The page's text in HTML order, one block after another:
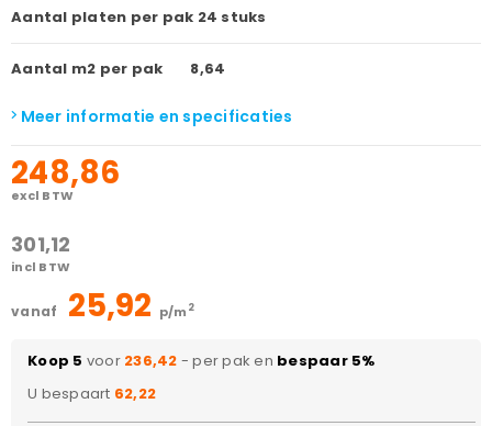
Aantal platen per pak 24 stuks
Aantal m2 per pak 8,64
Meer informatie en specificaties
248,86
excl BTW
301,12
incl BTW
vanaf 25,92 p/m 2
Koop 5 voor 236,42 - per pak en bespaar 5%
U bespaart 62,22